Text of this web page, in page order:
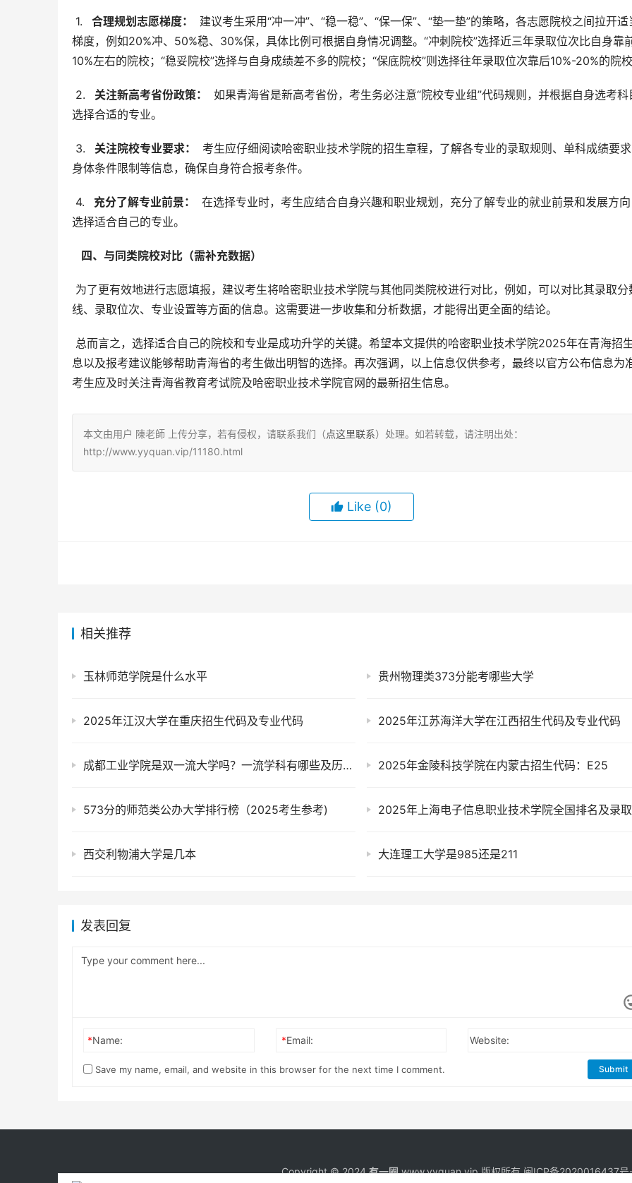
1.
  合理规划志愿梯度：
建议考生采用“冲一冲”、“稳一稳”、“保一保”、“垫一垫”的策略，各志愿院校之间拉开适
梯度，例如20%冲、50%稳、30%保，具体比例可根据自身情况调整。“冲刺院校”选择近三年录取位次比自身靠
10%左右的院校；“稳妥院校”选择与自身成绩差不多的院校；“保底院校”则选择往年录取位次靠后10%-20%的院
2.
  关注新高考省份政策：
如果青海省是新高考省份，考生务必注意“院校专业组”代码规则，并根据自身选考科
选择合适的专业。
3.
  关注院校专业要求：
考生应仔细阅读哈密职业技术学院的招生章程，了解各专业的录取规则、单科成绩要
身体条件限制等信息，确保自身符合报考条件。
4.
  充分了解专业前景：
在选择专业时，考生应结合自身兴趣和职业规划，充分了解专业的就业前景和发展方
选择适合自己的专业。
  四、与同类院校对比（需补充数据）
线、录取位次、专业设置等方面的信息。这需要进一步收集和分析数据，才能得出更全面的结论。
息以及报考建议能够帮助青海省的考生做出明智的选择。再次强调，以上信息仅供参考，最终以官方公布信息为
考生应及时关注青海省教育考试院及哈密职业技术学院官网的最新招生信息。
本文由用户 陳老師 上传分享，若有侵权，请联系我们（点这里联系）处理。如若转载，请注明出处：
http://www.yyquan.vip/11180.html
Like (0)
相关推荐
玉林师范学院是什么水平 贵州物理类373分能考哪些大学
2025年江汉大学在重庆招生代码及专业代码 2025年江苏海洋大学在江西招生代码及专业代码
成都工业学院是双一流大学吗？一流学科有哪些及历年分数线位次 2025年金陵科技学院在内蒙古招生代码：E25
573分的师范类公办大学排行榜（2025考生参考)
西交利物浦大学是几本 大连理工大学是985还是211
发表回复
*Name: *Email: Website:
Save my name, email, and website in this browser for the next time I comment. Submit
Copyright © 2024有一圈www.yyquan.vip 版权所有闽ICP备2020016437号